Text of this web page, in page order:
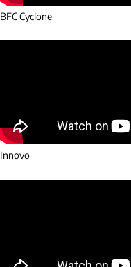
BFC Cyclone
Innovo